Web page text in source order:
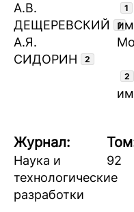
А.В.
ДЕЩЕРЕВСКИЙ
1
А.Я.
СИДОРИН
2
1
2
Журнал:
Наука и
технологические
разработки
92